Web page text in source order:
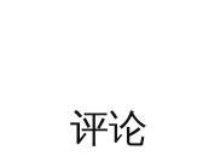
评论